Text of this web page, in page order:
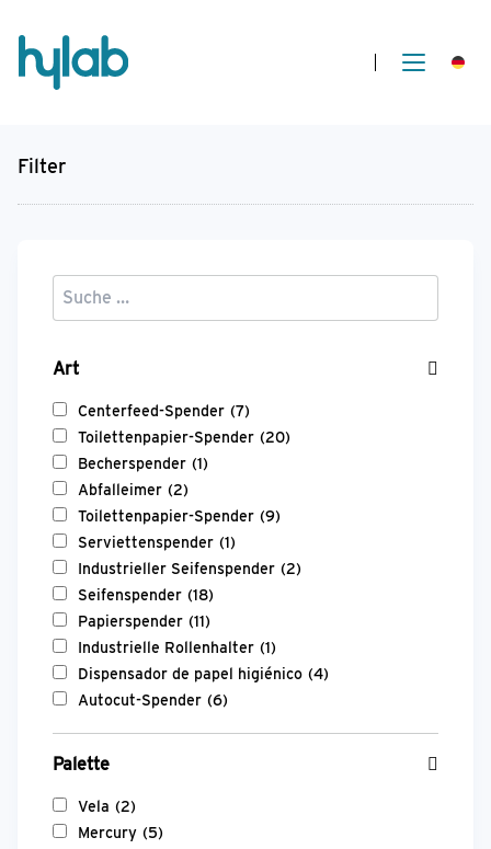
Filter
Art
Centerfeed-Spender (7)
Toilettenpapier-Spender (20)
Becherspender (1)
Abfalleimer (2)
Toilettenpapier-Spender (9)
Serviettenspender (1)
Industrieller Seifenspender (2)
Seifenspender (18)
Papierspender (11)
Industrielle Rollenhalter (1)
Dispensador de papel higiénico (4)
Autocut-Spender (6)
Palette
Vela (2)
Mercury (5)